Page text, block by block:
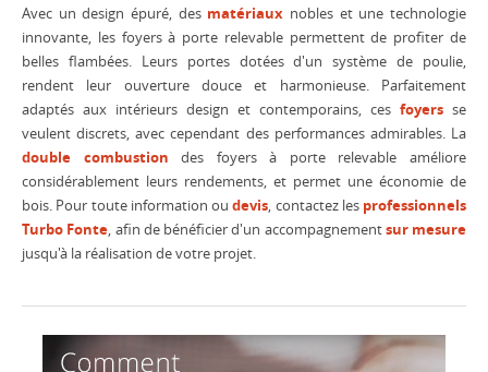
Avec un design épuré, des matériaux nobles et une technologie
innovante, les foyers à porte relevable permettent de profiter de
belles flambées. Leurs portes dotées d'un système de poulie,
rendent leur ouverture douce et harmonieuse. Parfaitement
adaptés aux intérieurs design et contemporains, ces foyers se
veulent discrets, avec cependant des performances admirables. La
double combustion des foyers à porte relevable améliore
considérablement leurs rendements, et permet une économie de
bois. Pour toute information oudevis, contactez les professionnels
Turbo Fonte, afin de bénéficier d'un accompagnementsur mesure
jusqu'à la réalisation de votre projet.